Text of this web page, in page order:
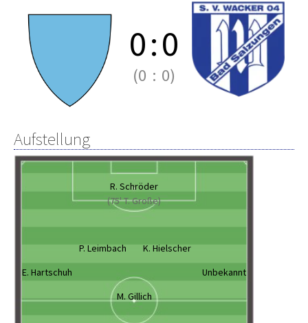
0:0
(0 : 0)
Aufstellung
R. Schröder
(75' T. Große)
P. Leimbach
K. Hielscher
E. Hartschuh
Unbekannt
M. Gillich